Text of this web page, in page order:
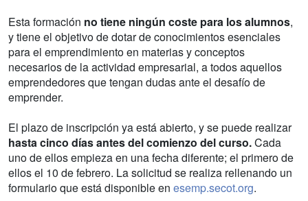
Esta formación no tiene ningún coste para los alumnos,
y tiene el objetivo de dotar de conocimientos esenciales
para el emprendimiento en materias y conceptos
necesarios de la actividad empresarial, a todos aquellos
emprendedores que tengan dudas ante el desafío de
emprender.
El plazo de inscripción ya está abierto, y se puede realizar
hasta cinco días antes del comienzo del curso.Cada
uno de ellos empieza en una fecha diferente; el primero de
ellos el 10 de febrero. La solicitud se realiza rellenando un
formulario que está disponible en esemp.secot.org.